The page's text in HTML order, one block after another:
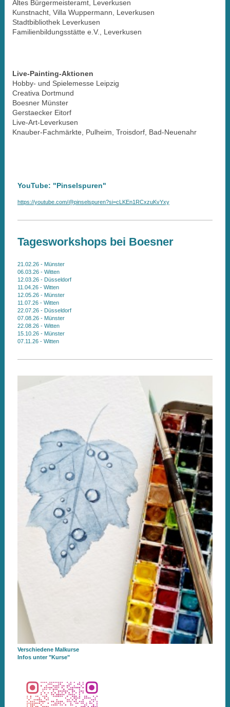
Altes Bürgermeisteramt, Leverkusen
Kunstnacht, Villa Wuppermann, Leverkusen
Stadtbibliothek Leverkusen
Familienbildungsstätte e.V., Leverkusen
Live-Painting-Aktionen
Hobby- und Spielemesse Leipzig
Creativa Dortmund
Boesner Münster
Gerstaecker Eitorf
Live-Art-Leverkusen
Knauber-Fachmärkte, Pulheim, Troisdorf, Bad-Neuenahr
YouTube: "Pinselspuren"
https://youtube.com/@pinselspuren?si=cLKEn1RCxzuKvYxy
Tagesworkshops bei Boesner
21.02.26 - Münster
06.03.26 - Witten
12.03.26 - Düsseldorf
11.04.26 - Witten
12.05.26 - Münster
11.07.26 - Witten
22.07.26 - Düsseldorf
07.08.26 - Münster
22.08.26 - Witten
15.10.26 - Münster
07.11.26 - Witten
Verschiedene Malkurse
Infos unter "Kurse"